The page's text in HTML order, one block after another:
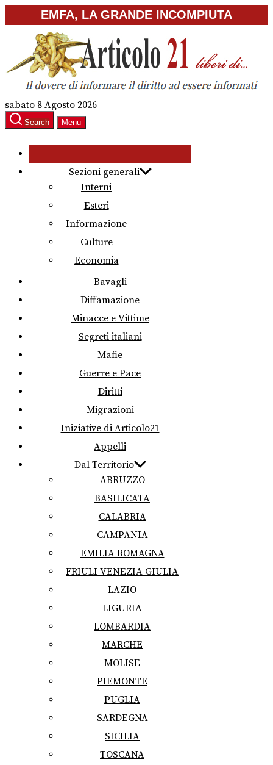
to
content
EMFA, LA GRANDE INCOMPIUTA
sabato 8 Agosto 2026
Search Menu
Sezioni generali
Interni
Esteri
Informazione
Culture
Economia
Bavagli
Diffamazione
Minacce e Vittime
Segreti italiani
Mafie
Guerre e Pace
Diritti
Migrazioni
Iniziative di Articolo21
Appelli
Dal Territorio
ABRUZZO
BASILICATA
CALABRIA
CAMPANIA
EMILIA ROMAGNA
FRIULI VENEZIA GIULIA
LAZIO
LIGURIA
LOMBARDIA
MARCHE
MOLISE
PIEMONTE
PUGLIA
SARDEGNA
SICILIA
TOSCANA